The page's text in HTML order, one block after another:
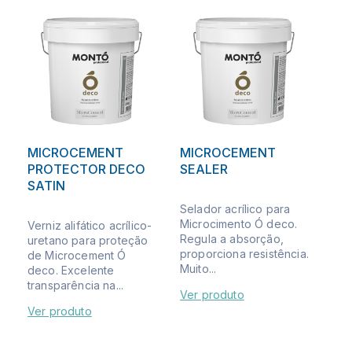
MICROCEMENT
PROTECTOR DECO
SATIN
Verniz alifático acrílico-
uretano para proteção
de Microcement Ó
deco. Excelente
transparência na...
Ver produto
MICROCEMENT
SEALER
Selador acrílico para
Microcimento Ó deco.
Regula a absorção,
proporciona resistência.
Muito...
Ver produto